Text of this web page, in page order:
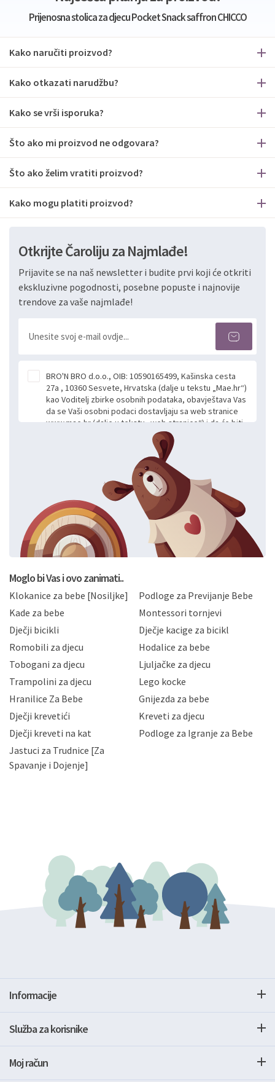
Prijenosna stolica za djecu Pocket Snack saffron CHICCO
Kako naručiti proizvod?
Kako otkazati narudžbu?
Kako se vrši isporuka?
Što ako mi proizvod ne odgovara?
Što ako želim vratiti proizvod?
Kako mogu platiti proizvod?
Otkrijte Čaroliju za Najmlađe!
Prijavite se na naš newsletter i budite prvi koji će otkriti
ekskluzivne pogodnosti, posebne popuste i najnovije
trendove za vaše najmlađe!
BRO'N BRO d.o.o., OIB: 10590165499, Kašinska cesta
27a , 10360 Sesvete, Hrvatska (dalje u tekstu „Mae.hr“)
kao Voditelj zbirke osobnih podataka, obavještava Vas
da se Vaši osobni podaci dostavljaju sa web stranice
www.mae.hr (dalje u tekstu „web stranice“) i da će biti
obrađeni. Prihvaćanjem ove Izjave smatra se da
slobodno i izričito dajete privolu za prikupljanje i daljnju
obradu Vaših osobnih podataka koje ustupate Mae.hr
putem ovih web stranica u svrhu odgovora i daljnje
komunikacije na Vaš upit poslan kroz kontakt obrazac.
Radi se o dobrovoljnom davanju podataka te ovu
Izjavu niste dužni prihvatiti odnosno niste dužni unositi
svoje osobne podatke u jednu od prijavnih
formi/obrazaca dostupnih na ovim web stranicama.
BRO'N BRO d.o.o. će s Vašim osobnim podacima
postupati sukladno Općoj uredbi o zaštiti podataka
privatnosti i kolačića koju možete pročitati ovdje i
Hrvatske, a uvijek uz primjenu odgovarajućih tehničkih i
sigurnosnih mjera zaštite osobnih podataka od
neovlaštenog pristupa, zlouporabe, otkrivanja,
gubitka ili uništenja. Mae.hr štiti privatnost svojih
korisnika i posjetitelja web stranica, čuva povjerljivost
priopćavanje osobnih podataka samo onim svojim
zaposlenicima kojima su isti potrebni radi provedbe
slučajevima koji su dozvoljeni zakonima. Napominjemo
da možete u svako doba, u potpunosti ili djelomice,
zatražiti prestanak aktivnosti obrade Vaših osobnih
podataka. Opoziv privole možete podnijeti poštom na
gore navedenu adresu ili e-mailom na adresu:
Moglo bi Vas i ovo zanimati..
Klokanice za bebe [Nosiljke]
Podloge za Previjanje Bebe
Kade za bebe
Montessori tornjevi
Dječji bicikli
Dječje kacige za bicikl
Romobili za djecu
Hodalice za bebe
Tobogani za djecu
Ljuljačke za djecu
Trampolini za djecu
Lego kocke
Hranilice Za Bebe
Gnijezda za bebe
Dječji krevetići
Kreveti za djecu
Dječji kreveti na kat
Podloge za Igranje za Bebe
Jastuci za Trudnice [Za
Spavanje i Dojenje]
Informacije
Služba za korisnike
Moj račun